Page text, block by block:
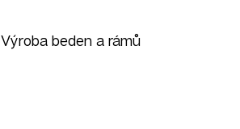
Výroba beden a rámů